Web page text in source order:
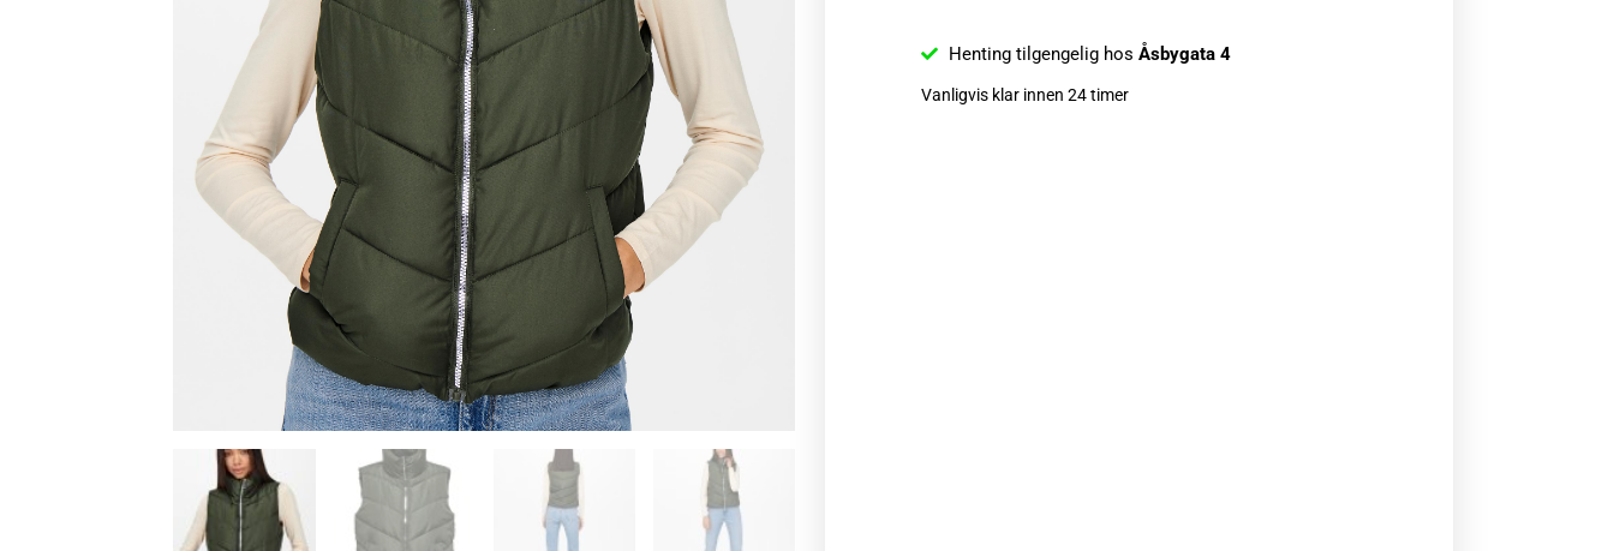
Henting tilgengelig hos Åsbygata 4
Vanligvis klar innen 24 timer